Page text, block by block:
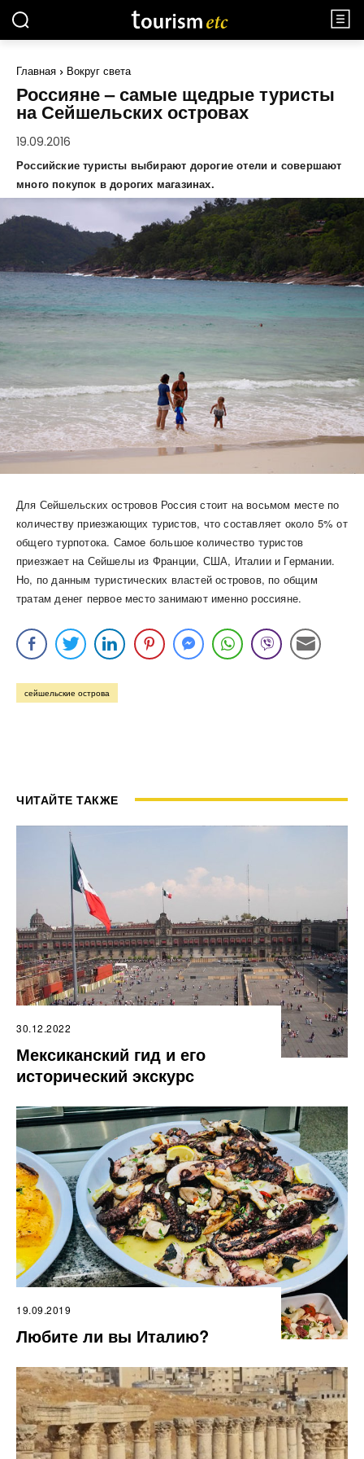
Главная Вокруг света
Россияне – самые щедрые туристы
на Сейшельских островах
19.09.2016
Российские туристы выбирают дорогие отели и совершают
много покупок в дорогих магазинах.
Для Сейшельских островов Россия стоит на восьмом месте по
количеству приезжающих туристов, что составляет около 5% от
общего турпотока. Самое большое количество туристов
приезжает на Сейшелы из Франции, США, Италии и Германии.
Но, по данным туристических властей островов, по общим
тратам денег первое место занимают именно россияне.
сейшельские острова
ЧИТАЙТЕ ТАКЖЕ
30.12.2022
Мексиканский гид и его
исторический экскурс
19.09.2019
Любите ли вы Италию?